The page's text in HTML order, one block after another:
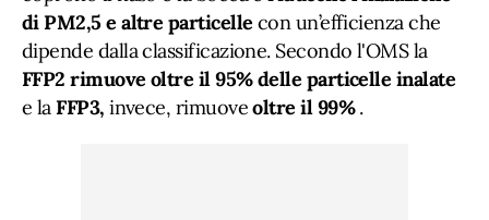
di PM2,5 e altre particelle con un’efficienza che
dipende dalla classificazione. Secondo l'OMS la
FFP2 rimuove oltre il 95% delle particelle inalate
e laFFP3, invece, rimuoveoltre il 99%.